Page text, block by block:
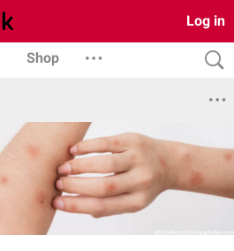
Log in
Shop